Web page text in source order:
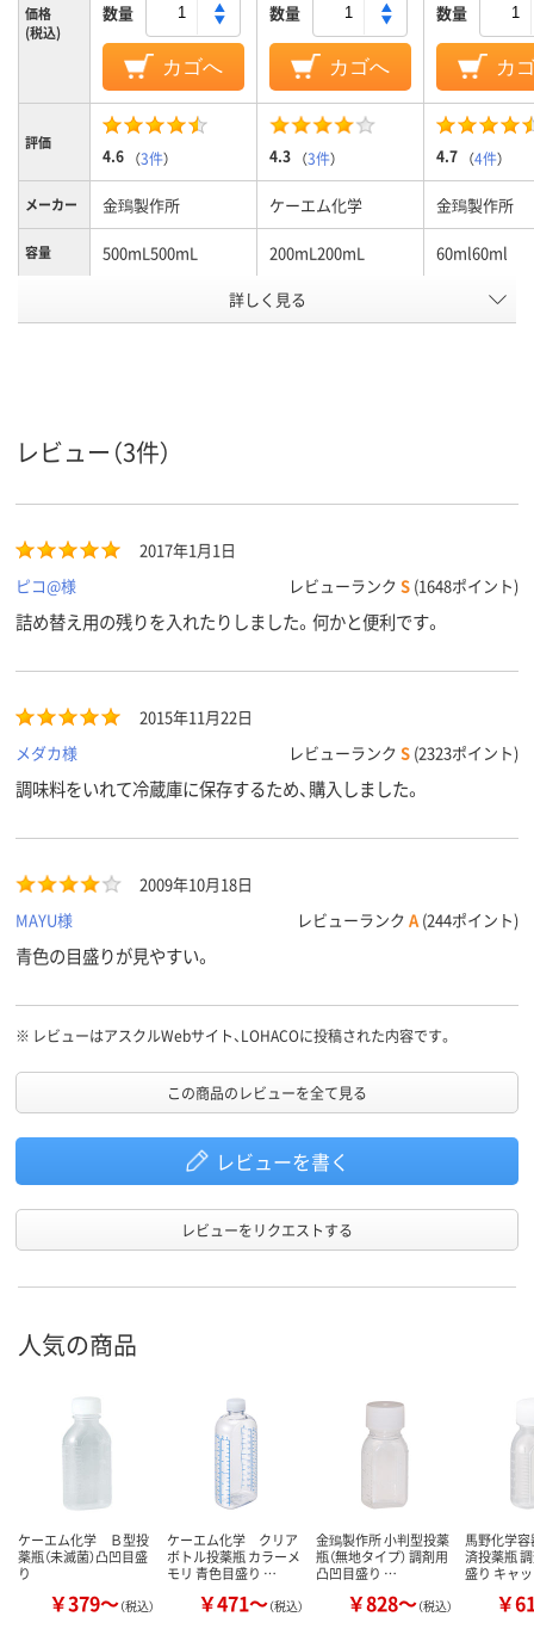
価格
(税込)
数量
カゴへ
数量
カゴへ
数量
カ
評価
4.6 （3件） 4.3 （3件） 4.7 （4件）
メーカー 金鵄製作所 ケーエム化学 金鵄製作所
容量 500mL500mL 200mL200mL 60ml60ml
未滅菌未滅菌
カラーグ
ホワイト系
アスクル
商品環境
スコア
詳しく見る
レビュー（3件）
2017年1月1日
ピコ@様
レビューランク S (1648ポイント)
詰め替え用の残りを入れたりしました。何かと便利です。
2015年11月22日
メダカ様
レビューランク S (2323ポイント)
調味料をいれて冷蔵庫に保存するため、購入しました。
2009年10月18日
MAYU様
レビューランク A (244ポイント)
青色の目盛りが見やすい。
※ レビューはアスクルWebサイト、LOHACOに投稿された内容です。
この商品のレビューを全て見る
レビューを書く
レビューをリクエストする
人気の商品
ケーエム化学 Ｂ型投
薬瓶（未滅菌）凸凹目盛
り
￥379～（税込）
ケーエム化学 クリア
ボトル投薬瓶 カラーメ
モリ 青色目盛り …
￥471～（税込）
金鵄製作所 小判型投薬
瓶（無地タイプ） 調剤用
凸凹目盛り …
￥828～（税込）
馬野化学
済投薬瓶
盛り キャ
￥